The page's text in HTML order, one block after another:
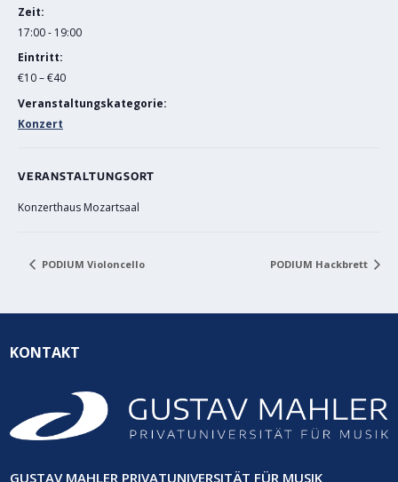
Zeit:
17:00 - 19:00
Eintritt:
€10 – €40
Veranstaltungskategorie:
Konzert
VERANSTALTUNGSORT
Konzerthaus Mozartsaal
PODIUM Violoncello PODIUM Hackbrett
KONTAKT
GUSTAV MAHLER PRIVATUNIVERSITÄT FÜR MUSIK